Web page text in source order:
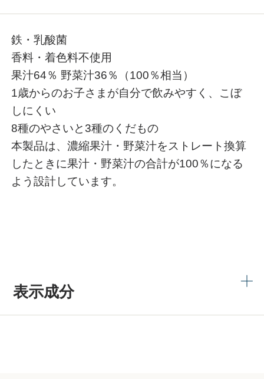
鉄・乳酸菌
香料・着色料不使用
果汁64％ 野菜汁36％（100％相当）
1歳からのお子さまが自分で飲みやすく、こぼ
しにくい
8種のやさいと3種のくだもの
本製品は、濃縮果汁・野菜汁をストレート換算
したときに果汁・野菜汁の合計が100％になる
よう設計しています。
表示成分